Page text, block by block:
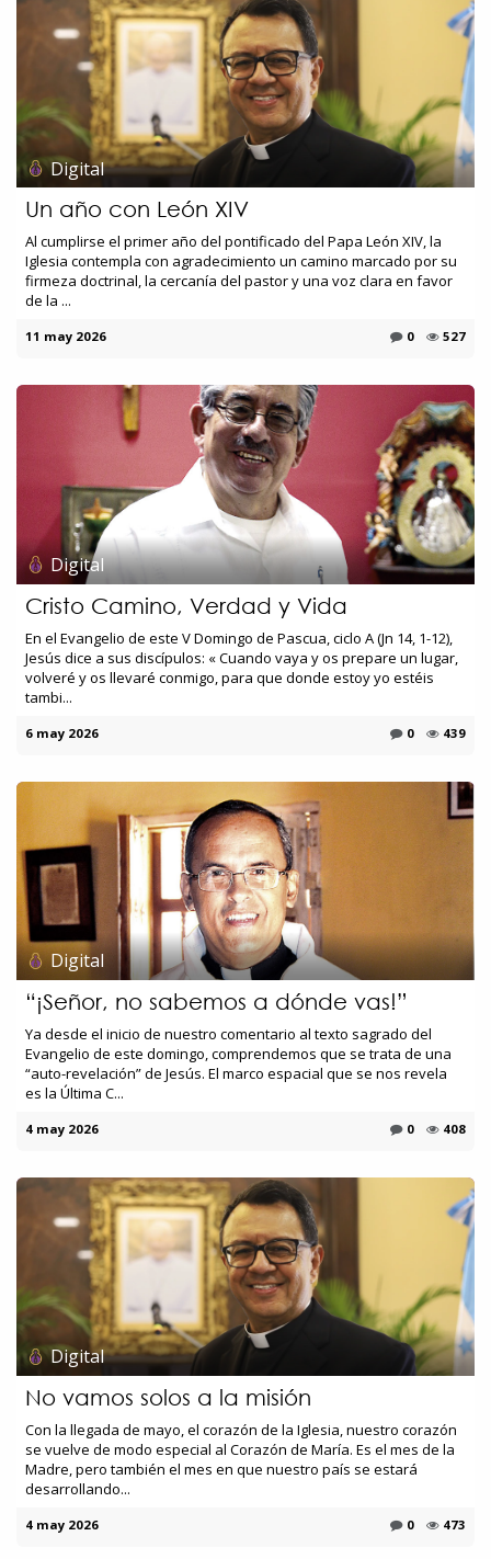
Digital
Un año con León XIV
Al cumplirse el primer año del pontificado del Papa León XIV, la
Iglesia contempla con agradecimiento un camino marcado por su
firmeza doctrinal, la cercanía del pastor y una voz clara en favor
de la ...
11 may 2026 0 527
Digital
Cristo Camino, Verdad y Vida
En el Evangelio de este V Domingo de Pascua, ciclo A (Jn 14, 1-12),
Jesús dice a sus discípulos: « Cuando vaya y os prepare un lugar,
volveré y os llevaré conmigo, para que donde estoy yo estéis
tambi...
6 may 2026 0 439
Digital
“¡Señor, no sabemos a dónde vas!”
Ya desde el inicio de nuestro comentario al texto sagrado del
Evangelio de este domingo, comprendemos que se trata de una
“auto-revelación” de Jesús. El marco espacial que se nos revela
es la Última C...
4 may 2026 0 408
Digital
No vamos solos a la misión
Con la llegada de mayo, el corazón de la Iglesia, nuestro corazón
se vuelve de modo especial al Corazón de María. Es el mes de la
Madre, pero también el mes en que nuestro país se estará
desarrollando...
4 may 2026 0 473